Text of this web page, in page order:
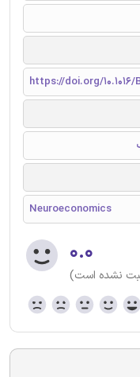
https://doi.org/10.1016/
Neuroeconomics
۰.۰
ثبت نشده است)